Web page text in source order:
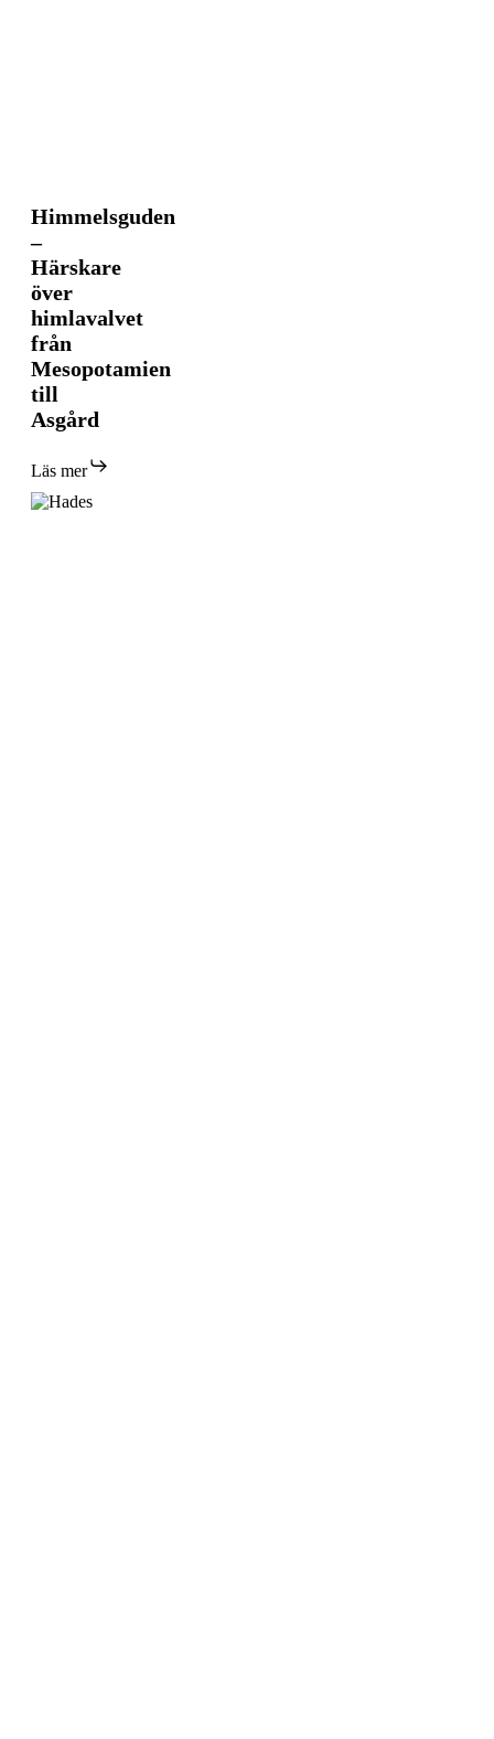
Himmelsguden
Härskare
över
himlavalvet
från
Mesopotamien
till
Asgård
Himmelsguden
–
Härskare
över
himlavalvet
från
Mesopotamien
till
Asgård
Läs mer